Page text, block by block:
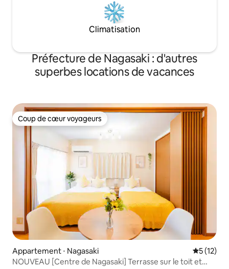
※宿泊人数様分をご用意しております。
バスタオル｜フェイスタオル 歯ブラシ シ
ャンプー｜コンディショナー｜ボディソ
放送と動画配信サービスをお楽しみいた
だけます。 ）※一部サービスはお客様の
アカウント情報が必要です。 スチームア
イロン 掃除機 1部屋完全貸切のため、客
もございますので、一階の玄関と廊下で
はマンションご利用者様に会うことがご
ざいます。 ※近隣住民様への配慮の為、
【21時以降】のデッキ及びバルコニーの
ご利用はご遠慮ください。 【重要】必ず
お読みください 騒音が伴う宴会やイベン
ト目的のご利用は固く禁止させていただ
きます。 パーティ会場ではございません
ので予めご了承ください。 万が一過度な
騒音 / 室内での喫煙 / 汚損等の著しいマナ
ー違反があった場合、高額な罰金を申し
受けます。 また悪質と判断した場合、即
時ご退室いただきます。 近隣住民の皆様
にご配慮いただき、一般的なホテルと同
様でルールとマナーをお守りいただきま
すよう何卒お願い申し上げます。 ■ 利用
barbecue (* sur
WiFi haut débit •
télévision
grand canapé ・
feux
/ bouilloire /
vaisselle pour
sèche-linge
Climatisation
Préfecture de Nagasaki : d'autres
superbes locations de vacances
Coup de cœur voyageurs
Coup de cœur voyageurs
Appartement ⋅ Nagasaki
5 (12)
NOUVEAU [Centre de Nagasaki] Terrasse sur le toit et